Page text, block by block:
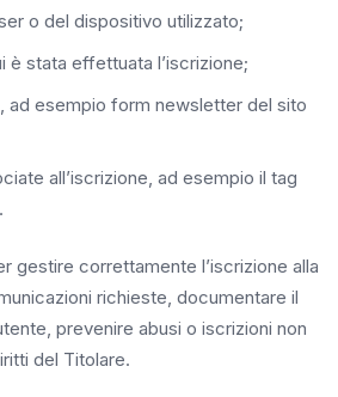
o del dispositivo utilizzato;
è stata effettuata l’iscrizione;
ad esempio form newsletter del sito
all’iscrizione, ad esempio il tag
gestire correttamente l’iscrizione alla
richieste, documentare il
prevenire abusi o iscrizioni non
del Titolare.